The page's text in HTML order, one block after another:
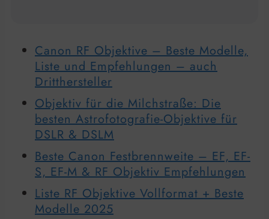
Canon RF Objektive – Beste Modelle,
Liste und Empfehlungen – auch
Dritthersteller
Objektiv für die Milchstraße: Die
besten Astrofotografie-Objektive für
DSLR & DSLM
Beste Canon Festbrennweite – EF, EF-
S, EF-M & RF Objektiv Empfehlungen
Liste RF Objektive Vollformat + Beste
Modelle 2025